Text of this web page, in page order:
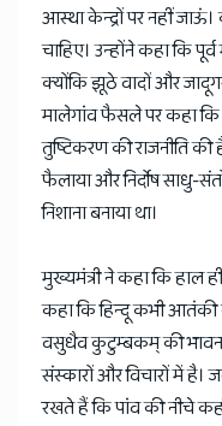
आस्था केन्द्रों पर नहीं
चाहिए। उन्होंने कहा कि
क्योंकि झूठे वादों और
मालेगांव फैसले पर कहा
तुष्टिकरण की राजनीति
फैलाया और निर्दोष साधु-
निशाना बनाया था।
मुख्यमंत्री ने कहा कि हाल
कहा कि हिन्दू कभी आतंकी
वसुधैव कुटुम्बकम् की
संस्कारों और विचारों में
रखते हैं कि पांव की नीचे